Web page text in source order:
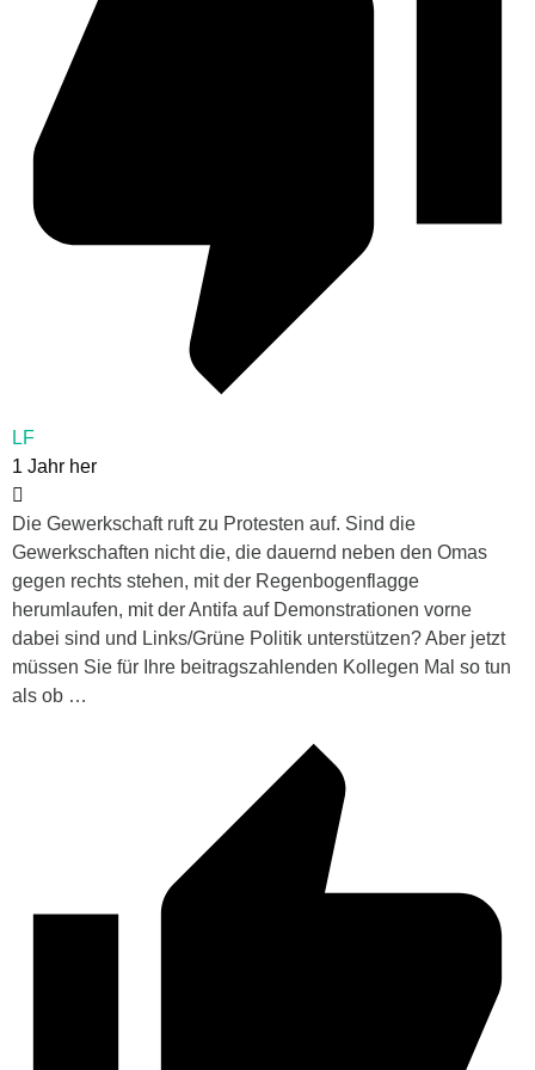
LF
1 Jahr her
Die Gewerkschaft ruft zu Protesten auf. Sind die
Gewerkschaften nicht die, die dauernd neben den Omas
gegen rechts stehen, mit der Regenbogenflagge
herumlaufen, mit der Antifa auf Demonstrationen vorne
dabei sind und Links/Grüne Politik unterstützen? Aber jetzt
müssen Sie für Ihre beitragszahlenden Kollegen Mal so tun
als ob …